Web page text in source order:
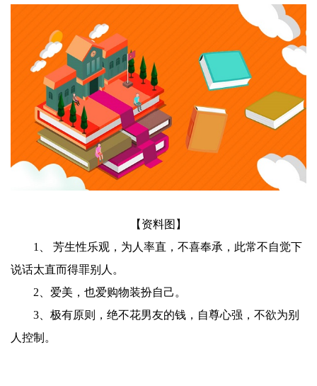
【资料图】
1、 芳生性乐观，为人率直，不喜奉承，此常不自觉下
说话太直而得罪别人。
2、爱美，也爱购物装扮自己。
3、极有原则，绝不花男友的钱，自尊心强，不欲为别
人控制。